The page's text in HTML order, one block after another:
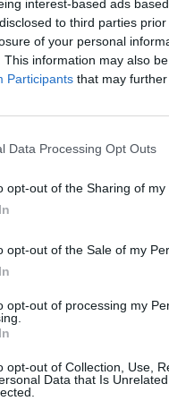
interest-based ads
to third parties
of your personal
This information may also
Participants that may
Data Processing Opt Outs
opt-out of the Sharing of my
opt-out of the Sale of my
opt-out of processing my
opt-out of Collection, Use,
Data that Is
müssen einen
einem Ersatzkanister
in seiner Werkstatt.
wer den unbescholtenen
jedoch ein
Opfer in einem ganz
Auslöser für den
auf dem Polizeirevier
Girwidz den letzten Nerv,
die krummen Geschäfte
Autoteilen und
nur für Yazid wird der Fall
Lage. Doch ungewollt
cleveren Mörder Schritt für